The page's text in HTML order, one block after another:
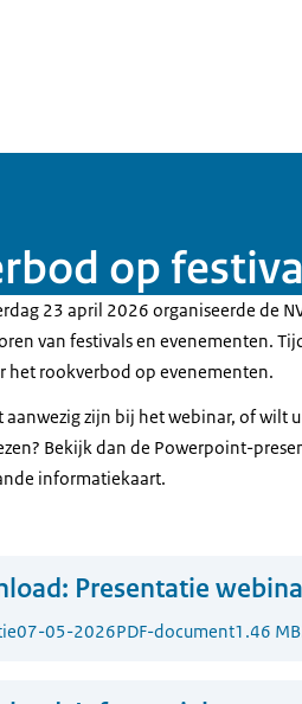
op
23 april 2026 organiseerde de
van festivals en evenementen.
het rookverbod op evenementen.
aanwezig zijn bij het webinar, of wilt
Bekijk dan de Powerpoint-
informatiekaart.
Presentatie
07-05-2026PDF-document1.46 MB